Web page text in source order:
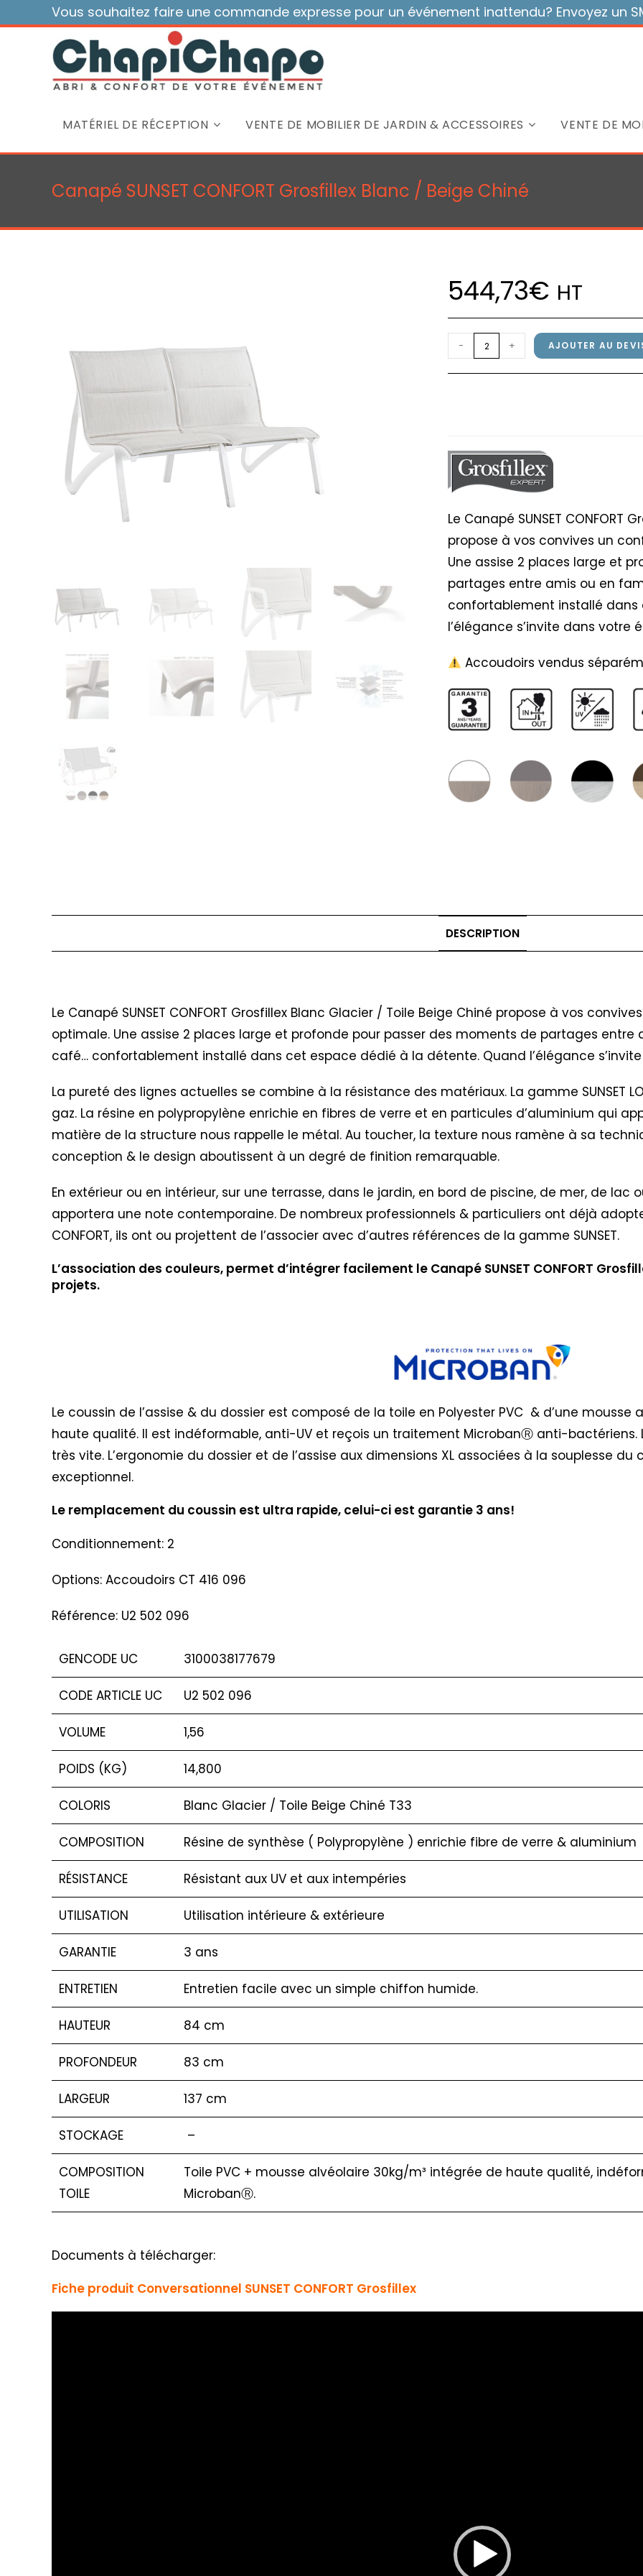
to
Vous souhaitez faire une commande expresse pour un événement inattendu? Envoyez un
MATÉRIEL DE RÉCEPTION VENTE DE MOBILIER DE JARDIN & ACCESSOIRES VENTE DE
Canapé SUNSET CONFORT Grosfillex Blanc / Beige Chiné
544,73€ HT
quantité
de
Canapé
Blanc
Beige
- + AJOUTER AU
Le Canapé SUNSET
propose à vos convives un
Une assise 2 places large et
partages entre amis ou en
confortablement installé
l’élégance s’invite dans votre
Accoudoirs vendus
DESCRIPTION
Le Canapé SUNSET CONFORT Grosfillex Blanc Glacier / Toile Beige Chiné propose à vos
optimale. Une assise 2 places large et profonde pour passer des moments de partages entre
café… confortablement installé dans cet espace dédié à la détente. Quand l’élégance
La pureté des lignes actuelles se combine à la résistance des matériaux. La gamme SUNSET
gaz. La résine en polypropylène enrichie en fibres de verre et en particules d’aluminium qui
matière de la structure nous rappelle le métal. Au toucher, la texture nous ramène à sa
conception & le design aboutissent à un degré de finition remarquable.
En extérieur ou en intérieur, sur une terrasse, dans le jardin, en bord de piscine, de mer, de lac
apportera une note contemporaine. De nombreux professionnels & particuliers ont déjà
CONFORT, ils ont ou projettent de l’associer avec d’autres références de la gamme SUNSET.
L’association des couleurs, permet d’intégrer facilement le Canapé SUNSET CONFORT
projets.
Le coussin de l’assise & du dossier est composé de la toile en Polyester PVC & d’une
haute qualité. Il est indéformable, anti-UV et reçois un traitement MicrobanⓇ anti-bactériens.
très vite. L’ergonomie du dossier et de l’assise aux dimensions XL associées à la souplesse
exceptionnel.
Le remplacement du coussin est ultra rapide, celui-ci est garantie 3 ans!
Conditionnement: 2
Options: Accoudoirs CT 416 096
Référence: U2 502 096
GENCODE UC 3100038177679
CODE ARTICLE UC U2 502 096
VOLUME 1,56
POIDS (KG) 14,800
COLORIS Blanc Glacier / Toile Beige Chiné T33
COMPOSITION Résine de synthèse ( Polypropylène ) enrichie fibre de verre & aluminium
RÉSISTANCE Résistant aux UV et aux intempéries
UTILISATION Utilisation intérieure & extérieure
GARANTIE 3 ans
ENTRETIEN Entretien facile avec un simple chiffon humide.
HAUTEUR 84 cm
PROFONDEUR 83 cm
LARGEUR 137 cm
STOCKAGE –
COMPOSITION
TOILE
Toile PVC + mousse alvéolaire 30kg/m³ intégrée de haute qualité,
MicrobanⓇ.
Documents à télécharger:
Fiche produit Conversationnel SUNSET CONFORT Grosfillex